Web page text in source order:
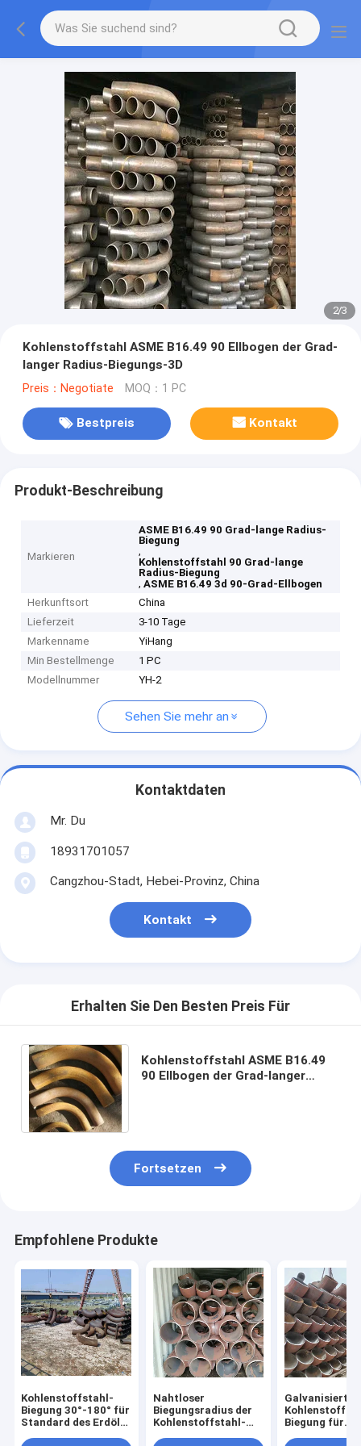
2/3
Kohlenstoffstahl ASME B16.49 90 Ellbogen der Grad-
langer Radius-Biegungs-3D
Preis：Negotiate MOQ：1 PC
Bestpreis Kontakt
Produkt-Beschreibung
Markieren
ASME B16.49 90 Grad-lange Radius-
Biegung
,
Kohlenstoffstahl 90 Grad-lange
Radius-Biegung
,ASME B16.49 3d 90-Grad-Ellbogen
Herkunftsort
China
Lieferzeit
3-10 Tage
Markenname
YiHang
Min Bestellmenge
1 PC
Modellnummer
YH-2
Sehen Sie mehr an
Kontaktdaten
Mr. Du
18931701057
Cangzhou-Stadt, Hebei-Provinz, China
Kontakt
Erhalten Sie Den Besten Preis Für
Kohlenstoffstahl ASME B16.49
90 Ellbogen der Grad-langer
Fortsetzen
Empfohlene Produkte
Kohlenstoffstahl-
Biegung 30°-180° für
Standard des Erdöl-
Nahtloser
Biegungsradius der
Kohlenstoffstahl-
Galvanisierte
Biegung für